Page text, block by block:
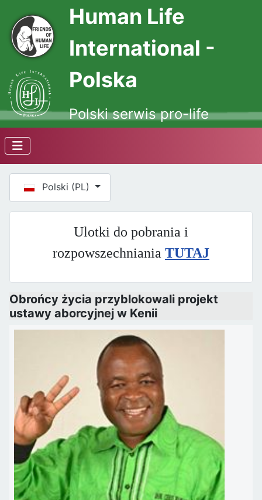
Human Life
International -
Polska
Polski serwis pro-life
Wybierz swój język
Polski (PL)
Ulotki do pobrania i
rozpowszechniania TUTAJ
Obrońcy życia przyblokowali projekt
ustawy aborcyjnej w Kenii